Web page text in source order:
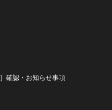
確認・お知らせ事項